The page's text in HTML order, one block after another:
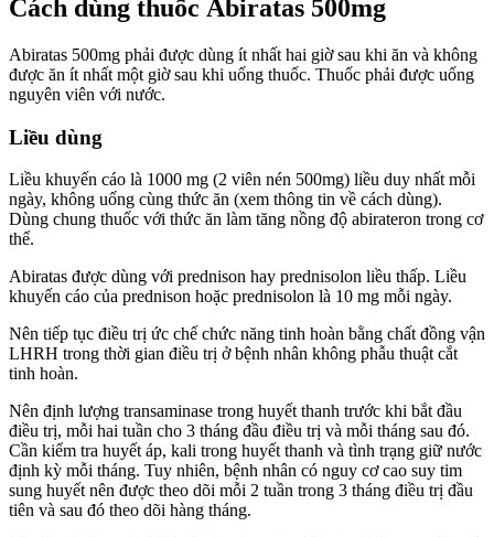
Cách dùng thuốc Abiratas 500mg
Abiratas 500mg phải được dùng ít nhất hai giờ sau khi ăn và không
được ăn ít nhất một giờ sau khi uống thuốc. Thuốc phải được uống
nguyên viên với nước.
Liều dùng
Liều khuyến cáo là 1000 mg (2 viên nén 500mg) liều duy nhất mỗi
ngày, không uống cùng thức ăn (xem thông tin về cách dùng).
Dùng chung thuốc với thức ăn làm tăng nồng độ abirateron trong cơ
thể.
Abiratas được dùng với prednison hay prednisolon liều thấp. Liều
khuyến cáo của prednison hoặc prednisolon là 10 mg mỗi ngày.
Nên tiếp tục điều trị ức chế chức năng tinh hoàn bằng chất đồng vận
LHRH trong thời gian điều trị ở bệnh nhân không phẫu thuật cắt
tinh hoàn.
Nên định lượng transaminase trong huyết thanh trước khi bắt đầu
điều trị, mỗi hai tuần cho 3 tháng đầu điều trị và mỗi tháng sau đó.
Cần kiểm tra huyết áp, kali trong huyết thanh và tình trạng giữ nước
định kỳ mỗi tháng. Tuy nhiên, bệnh nhân có nguy cơ cao suy tim
sung huyết nên được theo dõi mỗi 2 tuần trong 3 tháng điều trị đầu
tiên và sau đó theo dõi hàng tháng.